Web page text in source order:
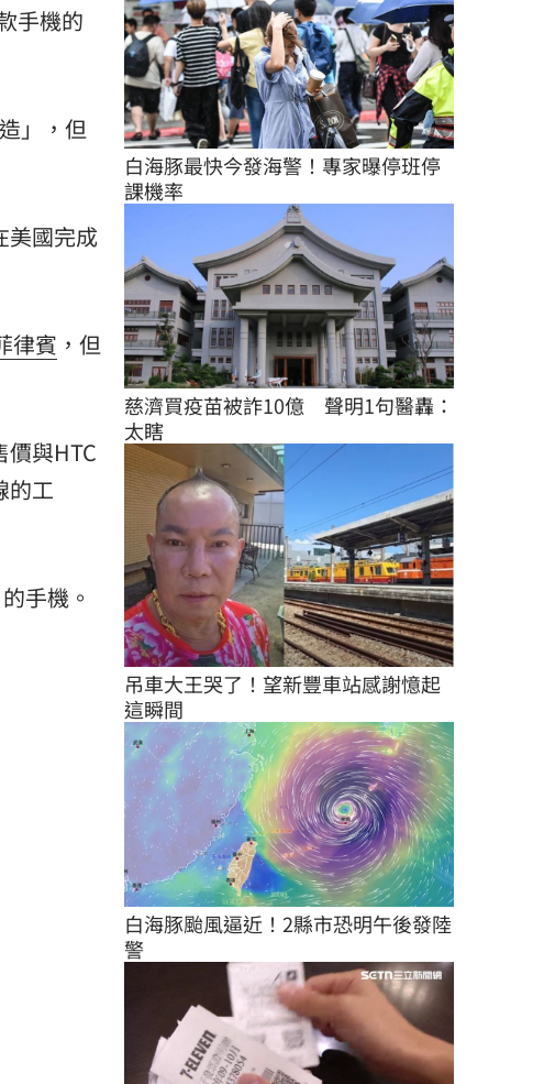
手機的
」，但
美國完成
律賓 ，但
與HTC
的工
手機。
白海豚最快今發海警！專家曝停班停
課機率
慈濟買疫苗被詐10億　聲明1句醫轟：
太瞎
吊車大王哭了！望新豐車站感謝憶起
這瞬間
白海豚颱風逼近！2縣市恐明午後發陸
警